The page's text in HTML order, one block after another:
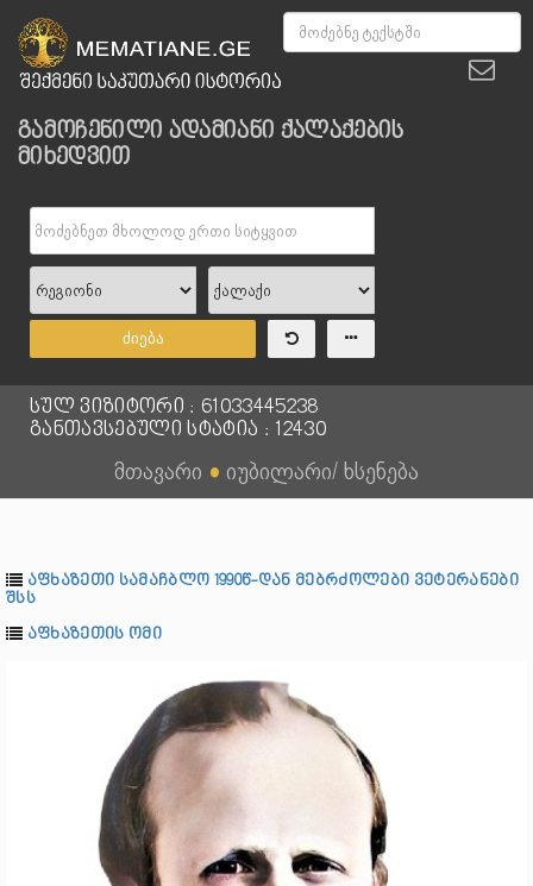
გამოჩენილი ადამიანი ქალაქების
მიხედვით
ძიება
სულ ვიზიტორი : 61033445238
განთავსებული სტატია : 12430
მთავარი ● იუბილარი/ ხსენება
აფხაზეთი სამაჩბლო 1990წ-დან მებრძოლები ვეტერანები
შსს
აფხაზეთის ომი